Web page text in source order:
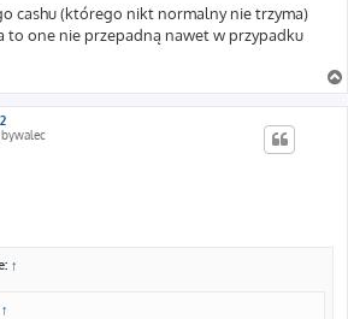
cashu (którego nikt normalny nie trzyma)
to one nie przepadną nawet w przypadku
bywalec
↑
↑